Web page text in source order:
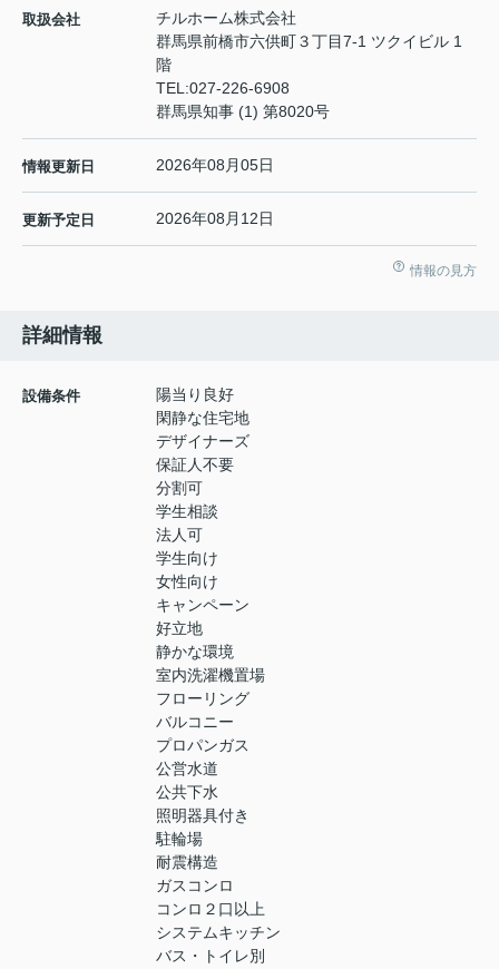
取扱会社
チルホーム株式会社
群馬県前橋市六供町３丁目7-1 ツクイビル 1
階
TEL:027-226-6908
群馬県知事 (1) 第8020号
情報更新日 2026年08月05日
更新予定日 2026年08月12日
情報の見方
詳細情報
設備条件
陽当り良好
閑静な住宅地
デザイナーズ
保証人不要
分割可
学生相談
法人可
学生向け
女性向け
キャンペーン
好立地
静かな環境
室内洗濯機置場
フローリング
バルコニー
プロパンガス
公営水道
公共下水
照明器具付き
駐輪場
耐震構造
ガスコンロ
コンロ２口以上
システムキッチン
バス・トイレ別